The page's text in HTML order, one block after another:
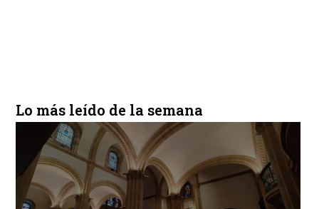
Lo más leído de la semana